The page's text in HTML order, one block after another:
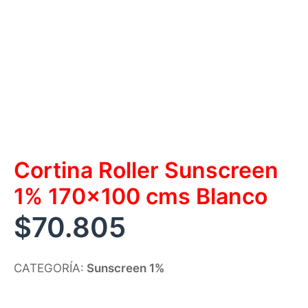
Cortina Roller Sunscreen
1% 170×100 cms Blanco
$70.805
CATEGORÍA: Sunscreen 1%